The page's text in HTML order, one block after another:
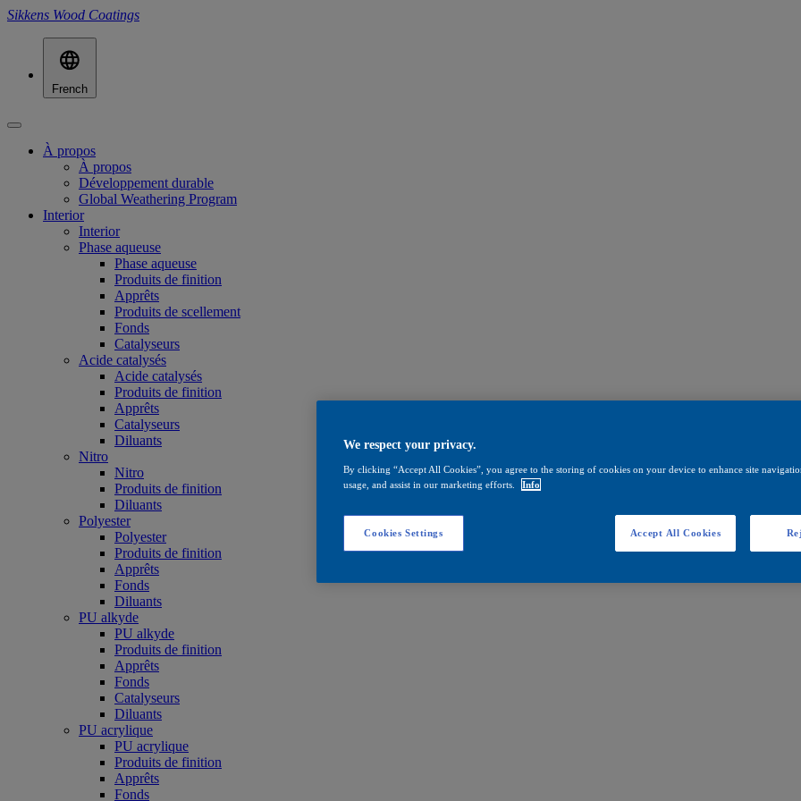
Sikkens Wood Coatings
French
À propos
À propos
Développement durable
Global Weathering Program
Interior
Interior
Phase aqueuse
Phase aqueuse
Produits de finition
Apprêts
Produits de scellement
Fonds
Catalyseurs
Acide catalysés
Acide catalysés
Produits de finition
Apprêts
Catalyseurs
Diluants
Nitro
Nitro
Produits de finition
Diluants
Polyester
Polyester
Produits de finition
Apprêts
Fonds
Diluants
PU alkyde
PU alkyde
Produits de finition
Apprêts
Fonds
Catalyseurs
Diluants
PU acrylique
PU acrylique
Produits de finition
Apprêts
Fonds
We respect your privacy.
By clicking “Accept All Cookies”, you agree to the storing of cookies on your device to enhance site
usage, and assist in our marketing efforts.
Info
Cookies Settings Accept All Cookies